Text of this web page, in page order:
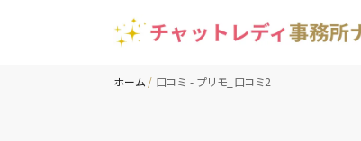
ホーム 口コミ - プリモ_口コミ2